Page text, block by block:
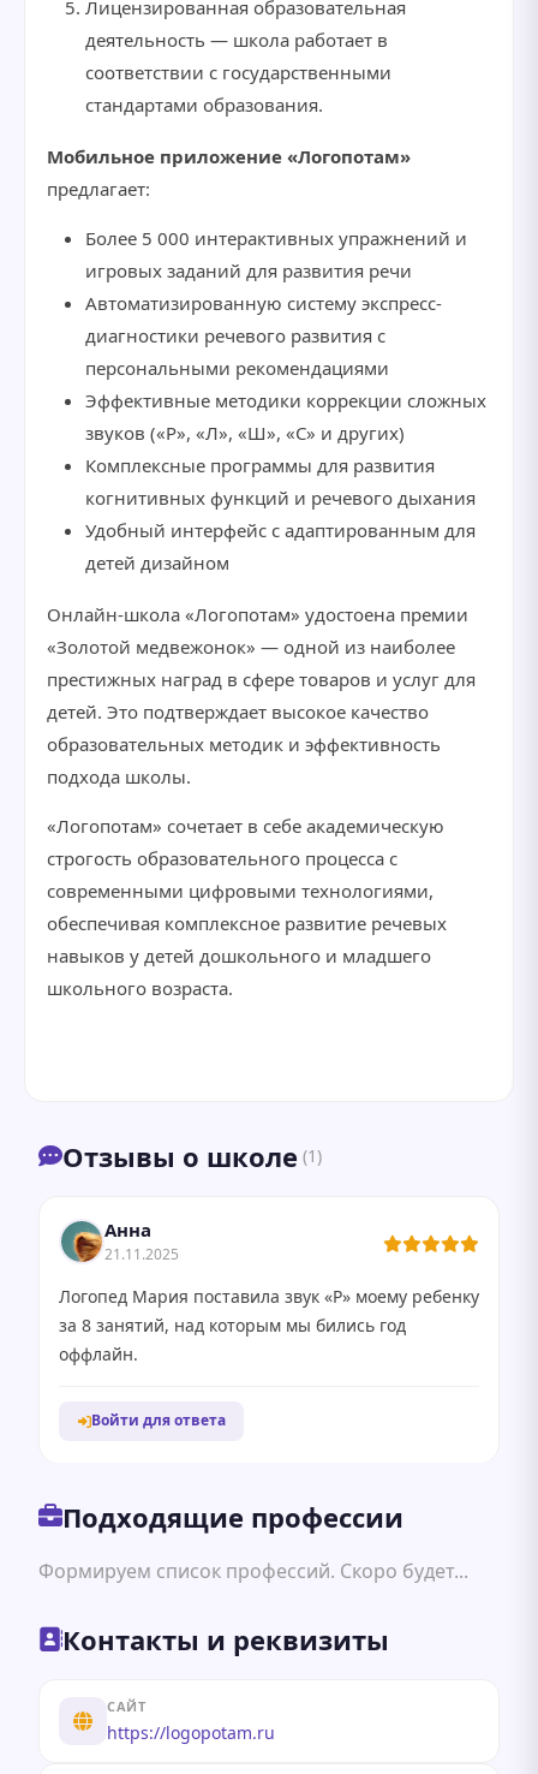
Лицензированная образовательная
деятельность — школа работает в
соответствии с государственными
стандартами образования.
Мобильное приложение «Логопотам»
предлагает:
Более 5 000 интерактивных упражнений и
игровых заданий для развития речи
Автоматизированную систему экспресс-
диагностики речевого развития с
персональными рекомендациями
Эффективные методики коррекции сложных
звуков («Р», «Л», «Ш», «С» и других)
Комплексные программы для развития
когнитивных функций и речевого дыхания
Удобный интерфейс с адаптированным для
детей дизайном
Онлайн-школа «Логопотам» удостоена премии
«Золотой медвежонок» — одной из наиболее
престижных наград в сфере товаров и услуг для
детей. Это подтверждает высокое качество
образовательных методик и эффективность
подхода школы.
«Логопотам» сочетает в себе академическую
строгость образовательного процесса с
современными цифровыми технологиями,
обеспечивая комплексное развитие речевых
навыков у детей дошкольного и младшего
школьного возраста.
Отзывы о школе (1)
Анна
21.11.2025
Логопед Мария поставила звук «Р» моему ребенку
за 8 занятий, над которым мы бились год
оффлайн.
Войти для ответа
Подходящие профессии
Формируем список профессий. Скоро будет...
Контакты и реквизиты
САЙТ
https://logopotam.ru